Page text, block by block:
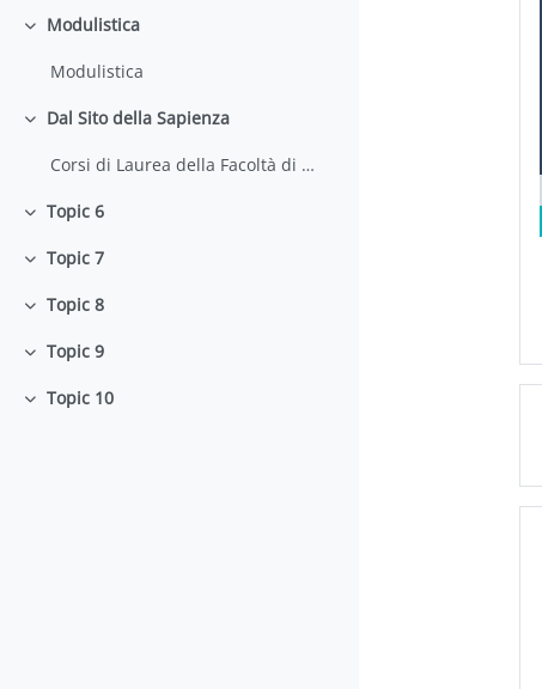
Minimizza
Modulistica
Modulistica
Minimizza
Dal Sito della Sapienza
Corsi di Laurea della Facoltà di Farmacia e Medicina
Minimizza
Topic 6
Minimizza
Topic 7
Minimizza
Topic 8
Minimizza
Topic 9
Minimizza
Topic 10